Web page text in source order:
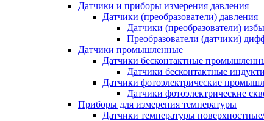
Датчики и приборы измерения давления
Датчики (преобразователи) давления
Датчики (преобразователи)
Преобразователи (датчики)
Датчики промышленные
Датчики бесконтактные
Датчики бесконтактные
Датчики фотоэлектрические
Датчики фотоэлектрические
Приборы для измерения температуры
Датчики температуры